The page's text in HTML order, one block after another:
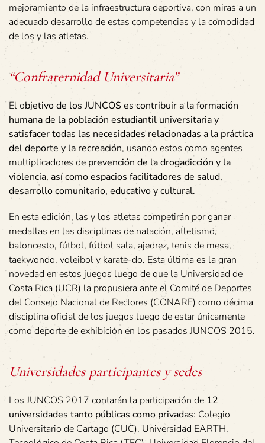
mejoramiento de la infraestructura deportiva, con miras a un
adecuado desarrollo de estas competencias y la comodidad
de los y las atletas.
“Confraternidad Universitaria”
El objetivo de los JUNCOS es contribuir a la formación
humana de la población estudiantil universitaria y
satisfacer todas las necesidades relacionadas a la práctica
del deporte y la recreación, usando estos como agentes
multiplicadores de prevención de la drogadicción y la
violencia, así como espacios facilitadores de salud,
desarrollo comunitario, educativo y cultural.
En esta edición, las y los atletas competirán por ganar
medallas en las disciplinas de natación, atletismo,
baloncesto, fútbol, fútbol sala, ajedrez, tenis de mesa,
taekwondo, voleibol y karate-do. Esta última es la gran
novedad en estos juegos luego de que la Universidad de
Costa Rica (UCR) la propusiera ante el Comité de Deportes
del Consejo Nacional de Rectores (CONARE) como décima
disciplina oficial de los juegos luego de estar únicamente
como deporte de exhibición en los pasados JUNCOS 2015.
Universidades participantes y sedes
Los JUNCOS 2017 contarán la participación de 12
universidades tanto públicas como privadas: Colegio
Universitario de Cartago (CUC), Universidad EARTH,